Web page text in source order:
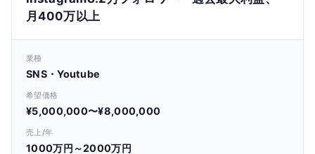
月400万以上
業種
SNS・Youtube
希望価格
¥5,000,000〜¥8,000,000
売上/年
1000万円～2000万円